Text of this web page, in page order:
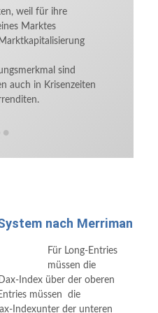
weil für ihre
Marktes
sind
auch in Krisenzeiten
•
nach Merriman
Für Long-Entries
müssen die
Index über der oberen
müssen die
Indexunter der unteren